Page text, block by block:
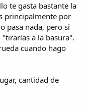
te gasta bastante la
principalmente por
pasa nada, pero si
a la basura".
cuando hago
cantidad de